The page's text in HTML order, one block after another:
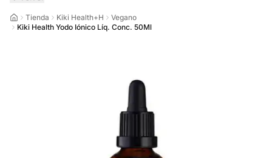
Tienda Kiki Health+H
Vegano
Kiki Health Yodo Iónico Líq. Conc. 50Ml